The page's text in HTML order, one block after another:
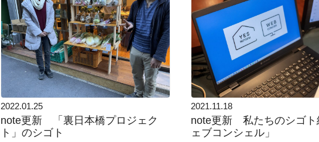
2022.01.25
note更新 「裏日本橋プロジェク
ト」のシゴト
2021.11.18
note更新 私たちのシゴト
ェブコンシェル」